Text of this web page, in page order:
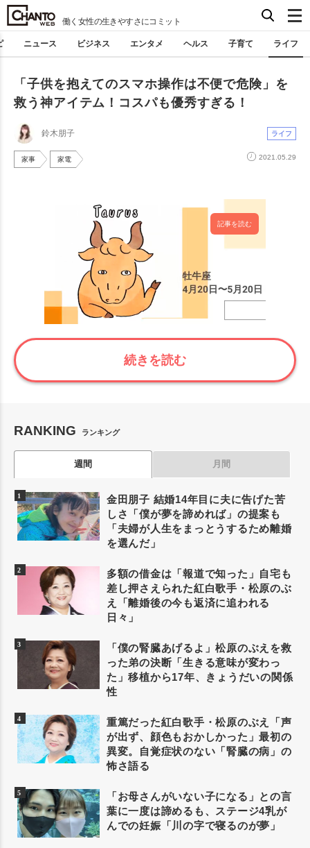
働く女性の生きやすさにコミット
ニュース ビジネス エンタメ ヘルス 子育て ライフ
「子供を抱えてのスマホ操作は不便で危険」を
救う神アイテム！コスパも優秀すぎる！
鈴木朋子 ライフ
家事 家電 2021.05.29
記事を読む
続きを読む
RANKING ランキング
週間 月間
金田朋子 結婚14年目に夫に告げた苦
しさ「僕が夢を諦めれば」の提案も
「夫婦が人生をまっとうするため離婚
を選んだ」
多額の借金は「報道で知った」自宅も
差し押さえられた紅白歌手・松原のぶ
え「離婚後の今も返済に追われる
日々」
「僕の腎臓あげるよ」松原のぶえを救
った弟の決断「生きる意味が変わっ
た」移植から17年、きょうだいの関係
性
重篤だった紅白歌手・松原のぶえ「声
が出ず、顔色もおかしかった」最初の
異変。自覚症状のない「腎臓の病」の
怖さ語る
「お母さんがいない子になる」との言
葉に一度は諦めるも、ステージ4乳が
んでの妊娠「川の字で寝るのが夢」